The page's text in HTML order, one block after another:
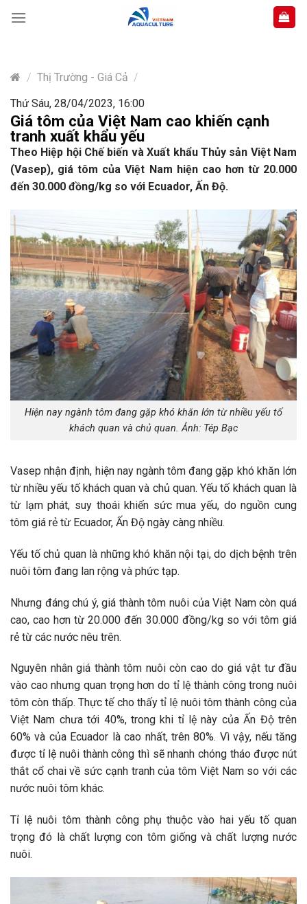
content
/ Thị Trường - Giá Cả /
Thứ Sáu, 28/04/2023, 16:00
Giá tôm của Việt Nam cao khiến cạnh
tranh xuất khẩu yếu
Theo Hiệp hội Chế biến và Xuất khẩu Thủy sản Việt Nam
(Vasep), giá tôm của Việt Nam hiện cao hơn từ 20.000
đến 30.000 đồng/kg so với Ecuador, Ấn Độ.
Hiện nay ngành tôm đang gặp khó khăn lớn từ nhiều yếu tố
khách quan và chủ quan. Ảnh: Tép Bạc
Vasep nhận định, hiện nay ngành tôm đang gặp khó khăn lớn
từ nhiều yếu tố khách quan và chủ quan. Yếu tố khách quan là
từ lạm phát, suy thoái khiến sức mua yếu, do nguồn cung
tôm giá rẻ từ Ecuador, Ấn Độ ngày càng nhiều.
Yếu tố chủ quan là những khó khăn nội tại, do dịch bệnh trên
nuôi tôm đang lan rộng và phức tạp.
Nhưng đáng chú ý, giá thành tôm nuôi của Việt Nam còn quá
cao, cao hơn từ 20.000 đến 30.000 đồng/kg so với tôm giá
rẻ từ các nước nêu trên.
Nguyên nhân giá thành tôm nuôi còn cao do giá vật tư đầu
vào cao nhưng quan trọng hơn do tỉ lệ thành công trong nuôi
tôm còn thấp. Thực tế cho thấy tỉ lệ nuôi tôm thành công của
Việt Nam chưa tới 40%, trong khi tỉ lệ này của Ấn Độ trên
60% và của Ecuador là cao nhất, trên 80%. Vì vậy, nếu tăng
được tỉ lệ nuôi thành công thì sẽ nhanh chóng tháo được nút
thắt cổ chai về sức cạnh tranh của tôm Việt Nam so với các
nước nuôi tôm khác.
Tỉ lệ nuôi tôm thành công phụ thuộc vào hai yếu tố quan
trọng đó là chất lượng con tôm giống và chất lượng nước
nuôi.